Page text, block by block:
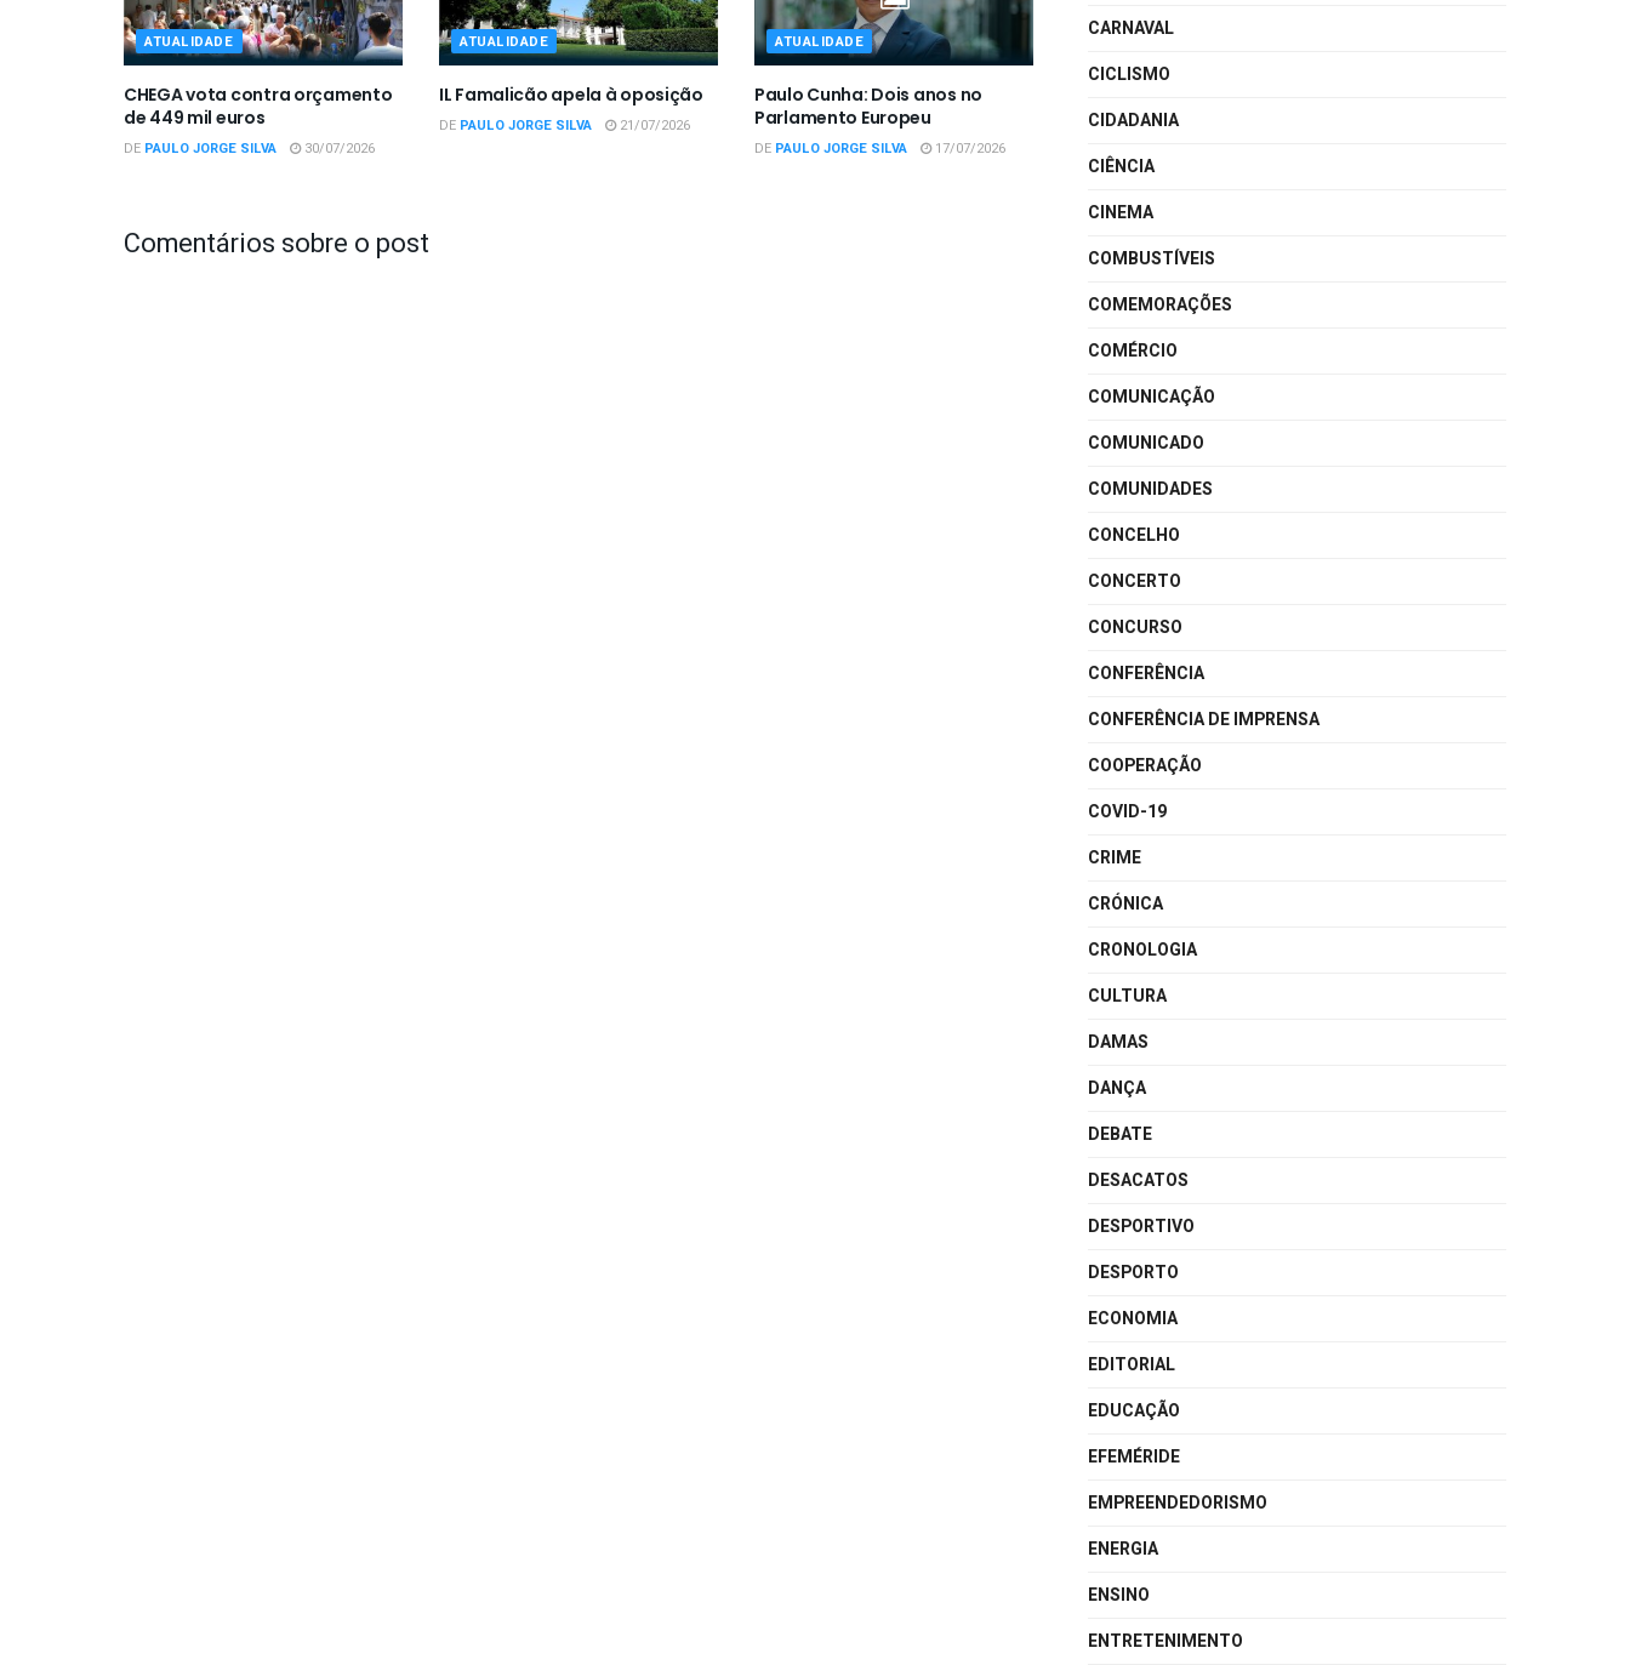
ATUALIDADE
CHEGA vota contra orçamento
de 449 mil euros
DE PAULO JORGE SILVA 30/07/2026
ATUALIDADE
IL Famalicão apela à oposição
DE PAULO JORGE SILVA 21/07/2026
ATUALIDADE
Paulo Cunha: Dois anos no
Parlamento Europeu
DE PAULO JORGE SILVA 17/07/2026
Comentários sobre o post
CARNAVAL
CICLISMO
CIDADANIA
CIÊNCIA
CINEMA
COMBUSTÍVEIS
COMEMORAÇÕES
COMÉRCIO
COMUNICAÇÃO
COMUNICADO
COMUNIDADES
CONCELHO
CONCERTO
CONCURSO
CONFERÊNCIA
CONFERÊNCIA DE IMPRENSA
COOPERAÇÃO
COVID-19
CRIME
CRÓNICA
CRONOLOGIA
CULTURA
DAMAS
DANÇA
DEBATE
DESACATOS
DESPORTIVO
DESPORTO
ECONOMIA
EDITORIAL
EDUCAÇÃO
EFEMÉRIDE
EMPREENDEDORISMO
ENERGIA
ENSINO
ENTRETENIMENTO